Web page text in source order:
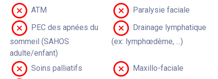
ATM
Paralysie faciale
PEC des apnées du
sommeil (SAHOS
adulte/enfant)
Drainage lymphatique
(ex: lymphœdème, ...)
Soins palliatifs
Maxillo-faciale